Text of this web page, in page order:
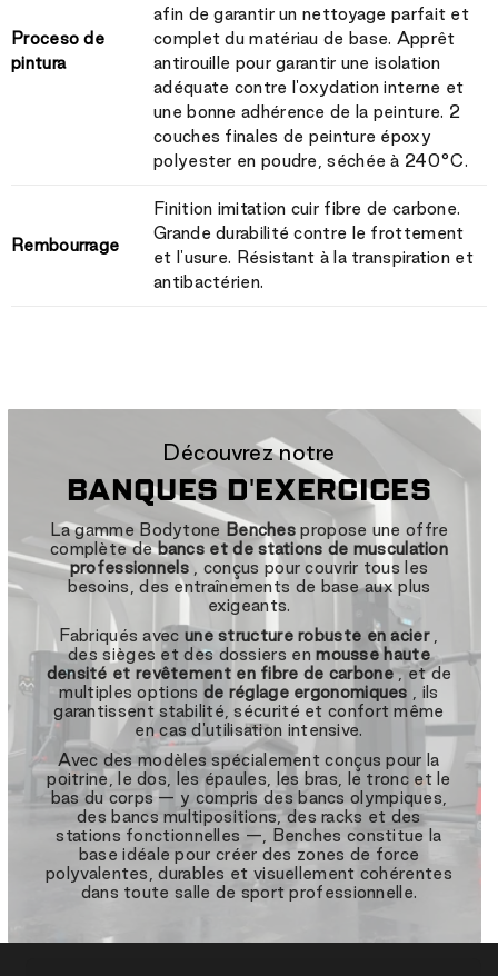
Proceso de
pintura
afin de garantir un nettoyage parfait et
complet du matériau de base. Apprêt
antirouille pour garantir une isolation
adéquate contre l'oxydation interne et
une bonne adhérence de la peinture. 2
couches finales de peinture époxy
polyester en poudre, séchée à 240°C.
Rembourrage
Finition imitation cuir fibre de carbone.
Grande durabilité contre le frottement
et l'usure. Résistant à la transpiration et
antibactérien.
Découvrez notre
BANQUES D'EXERCICES
La gamme Bodytone Benches propose une offre
complète debancs et de stations de musculation
professionnels, conçus pour couvrir tous les
besoins, des entraînements de base aux plus
exigeants.
Fabriqués avec une structure robuste en acier,
des sièges et des dossiers enmousse haute
densité et revêtement en fibre de carbone, et de
multiples options de réglage ergonomiques , ils
garantissent stabilité, sécurité et confort même
en cas d'utilisation intensive.
Avec des modèles spécialement conçus pour la
poitrine, le dos, les épaules, les bras, le tronc et le
bas du corps — y compris des bancs olympiques,
des bancs multipositions, des racks et des
stations fonctionnelles —, Benches constitue la
base idéale pour créer des zones de force
polyvalentes, durables et visuellement cohérentes
dans toute salle de sport professionnelle.